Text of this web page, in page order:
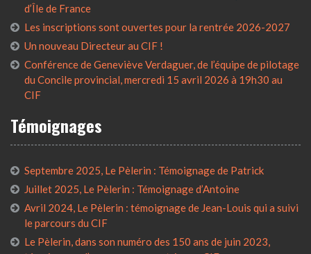
d’Île de France
Les inscriptions sont ouvertes pour la rentrée 2026-2027
Un nouveau Directeur au CIF !
Conférence de Geneviève Verdaguer, de l’équipe de pilotage
du Concile provincial, mercredi 15 avril 2026 à 19h30 au
CIF
Témoignages
Septembre 2025, Le Pèlerin : Témoignage de Patrick
Juillet 2025, Le Pèlerin : Témoignage d’Antoine
Avril 2024, Le Pèlerin : témoignage de Jean-Louis qui a suivi
le parcours du CIF
Le Pèlerin, dans son numéro des 150 ans de juin 2023,